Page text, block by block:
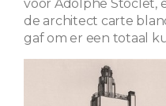
voor Adolphe Stoclet,
de architect carte
gaf om er een ​​totaal